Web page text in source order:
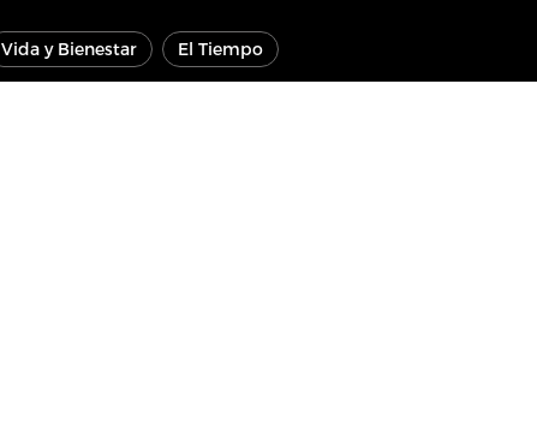
Vida y Bienestar El Tiempo